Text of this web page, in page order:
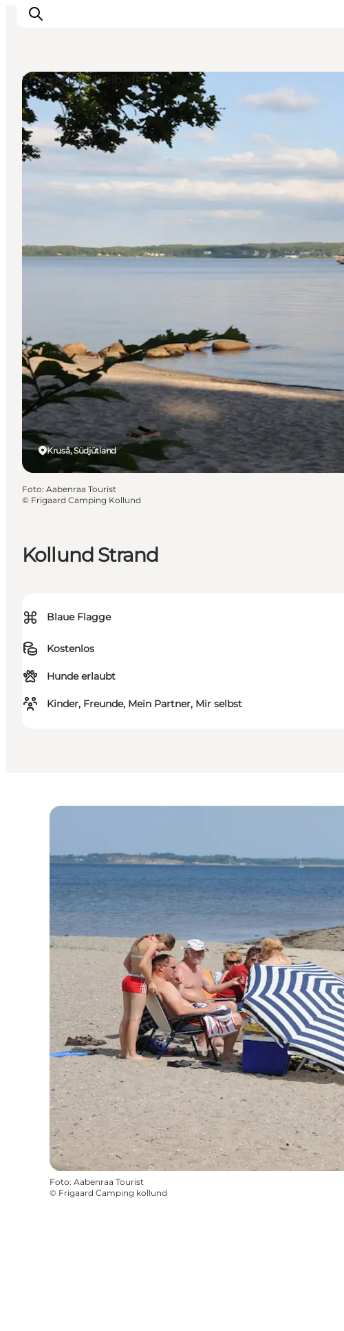
Erlebnisse
Städte und Regionen
Events
Plane deine Reise
Kollund Strand
⌘ Blaue Flagge
Kostenlos
Hunde erlaubt
Kinder, Freunde, Mein Partner, Mir selbst
Kruså, Südjütland
Strände und Freibäder
Foto: Aabenraa Tourist
© Frigaard Camping Kollund
Foto: Aabenraa Tourist
© Frigaard Camping kollund